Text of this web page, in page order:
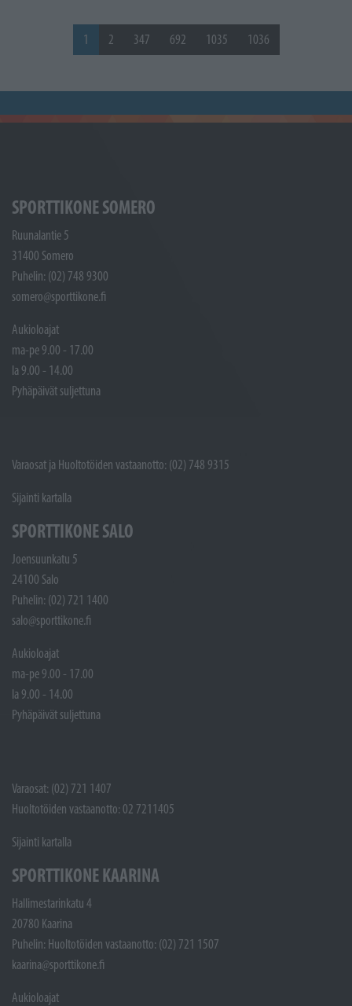
1 2 347 692 1035 1036
SPORTTIKONE SOMERO
Ruunalantie 5
31400 Somero
Puhelin: (02) 748 9300
somero@sporttikone.fi
Aukioloajat
ma-pe 9.00 - 17.00
la 9.00 - 14.00
Pyhäpäivät suljettuna
Varaosat ja Huoltotöiden vastaanotto: (02) 748 9315
Sijainti kartalla
SPORTTIKONE SALO
Joensuunkatu 5
24100 Salo
Puhelin: (02) 721 1400
salo@sporttikone.fi
Aukioloajat
ma-pe 9.00 - 17.00
la 9.00 - 14.00
Pyhäpäivät suljettuna
Varaosat: (02) 721 1407
Huoltotöiden vastaanotto: 02 7211405
Sijainti kartalla
SPORTTIKONE KAARINA
Hallimestarinkatu 4
20780 Kaarina
Puhelin: Huoltotöiden vastaanotto: (02) 721 1507
kaarina@sporttikone.fi
Aukioloajat